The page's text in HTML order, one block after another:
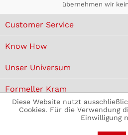
übernehmen wir
Customer Service
Know How
Unser Universum
Formeller Kram
Diese Website nutzt
Cookies. Für die Verwendung
Einwilligung